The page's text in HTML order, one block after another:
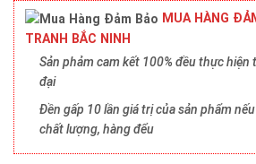
MUA HÀNG
TRANH BẮC NINH
Sản phảm cam kết 100% đều thực hiện
đại
Đền gấp 10 lần giá trị của sản phẩm
chất lượng, hàng đểu